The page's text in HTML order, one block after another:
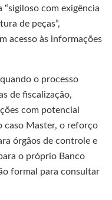
“sigiloso com exigência
de peças”,
acesso às informações
o processo
de fiscalização,
com potencial
caso Master, o reforço
órgãos de controle e
o próprio Banco
formal para consultar